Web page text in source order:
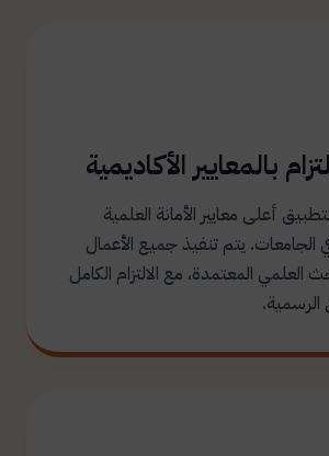
بالمعايير الأكاديمية
أعلى معايير الأمانة العلمية
الجامعات. يتم تنفيذ جميع الأعمال
المعتمدة، مع الالتزام الكامل
الرسمية.